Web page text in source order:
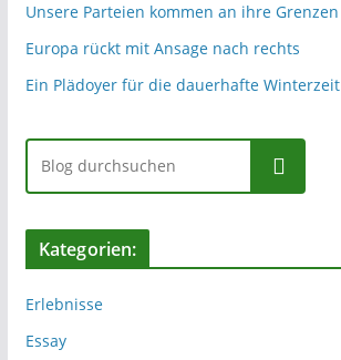
Unsere Parteien kommen an ihre Grenzen
Europa rückt mit Ansage nach rechts
Ein Plädoyer für die dauerhafte Winterzeit
Suchen
Kategorien:
Erlebnisse
Essay